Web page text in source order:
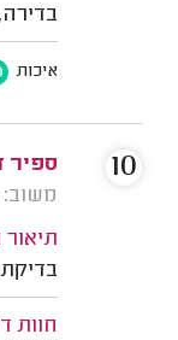
איכות
ספיר
משוב: 08/04/2025
בדיקת
חוות
10